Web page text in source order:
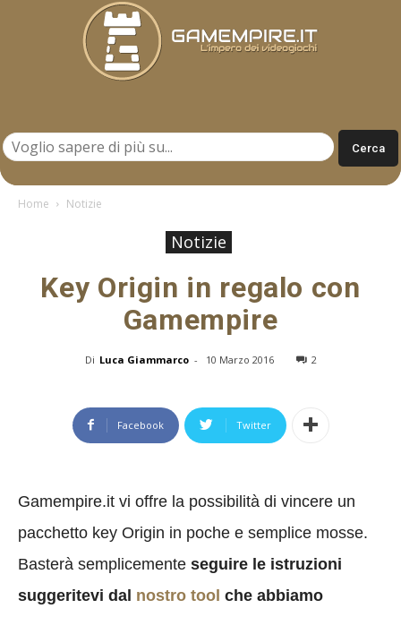
Home Notizie
Notizie
Key Origin in regalo con
Gamempire
Di Luca Giammarco - 10 Marzo 2016 2
Facebook Twitter
Gamempire.it vi offre la possibilità di vincere un
pacchetto key Origin in poche e semplice mosse.
Basterà semplicemente seguire le istruzioni
suggeritevi dal nostro tool che abbiamo